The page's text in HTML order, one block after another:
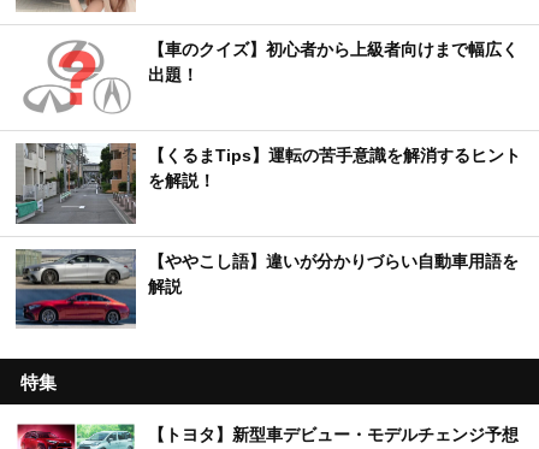
【車のクイズ】初心者から上級者向けまで幅広く
出題！
【くるまTips】運転の苦手意識を解消するヒント
を解説！
【ややこし語】違いが分かりづらい自動車用語を
解説
特集
【トヨタ】新型車デビュー・モデルチェンジ予想